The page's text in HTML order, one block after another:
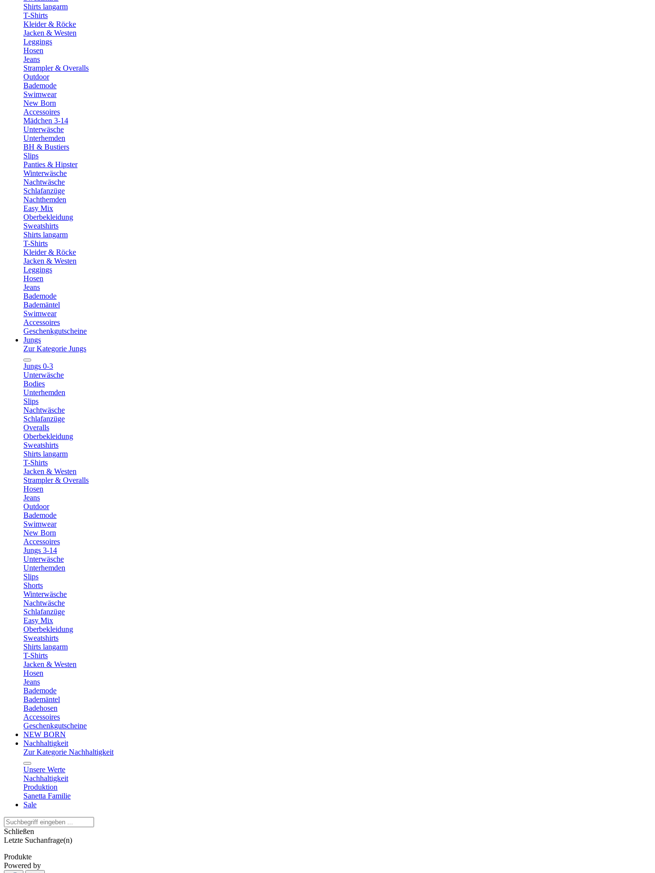
Shirts langarm
T-Shirts
Kleider & Röcke
Jacken & Westen
Leggings
Hosen
Jeans
Strampler & Overalls
Outdoor
Bademode
Swimwear
New Born
Accessoires
Mädchen 3-14
Unterwäsche
Unterhemden
BH & Bustiers
Slips
Panties & Hipster
Winterwäsche
Nachtwäsche
Schlafanzüge
Nachthemden
Easy Mix
Oberbekleidung
Sweatshirts
Shirts langarm
T-Shirts
Kleider & Röcke
Jacken & Westen
Leggings
Hosen
Jeans
Bademode
Bademäntel
Swimwear
Accessoires
Geschenkgutscheine
Jungs
Zur Kategorie Jungs
Jungs 0-3
Unterwäsche
Bodies
Unterhemden
Slips
Nachtwäsche
Schlafanzüge
Overalls
Oberbekleidung
Sweatshirts
Shirts langarm
T-Shirts
Jacken & Westen
Strampler & Overalls
Hosen
Jeans
Outdoor
Bademode
Swimwear
New Born
Accessoires
Jungs 3-14
Unterwäsche
Unterhemden
Slips
Shorts
Winterwäsche
Nachtwäsche
Schlafanzüge
Easy Mix
Oberbekleidung
Sweatshirts
Shirts langarm
T-Shirts
Jacken & Westen
Hosen
Jeans
Bademode
Bademäntel
Badehosen
Accessoires
Geschenkgutscheine
NEW BORN
Nachhaltigkeit
Zur Kategorie Nachhaltigkeit
Unsere Werte
Nachhaltigkeit
Produktion
Sanetta Familie
Sale
Schließen
Letzte Suchanfrage(n)
Produkte
Powered by